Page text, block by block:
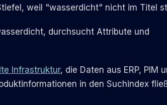
weil "wasserdicht" nicht im Titel
durchsucht Attribute und
Infrastruktur, die Daten aus ERP, PIM
in den Suchindex